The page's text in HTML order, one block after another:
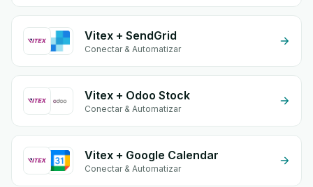
Vitex + SendGrid
Conectar & Automatizar
Vitex + Odoo Stock
Conectar & Automatizar
Vitex + Google Calendar
Conectar & Automatizar